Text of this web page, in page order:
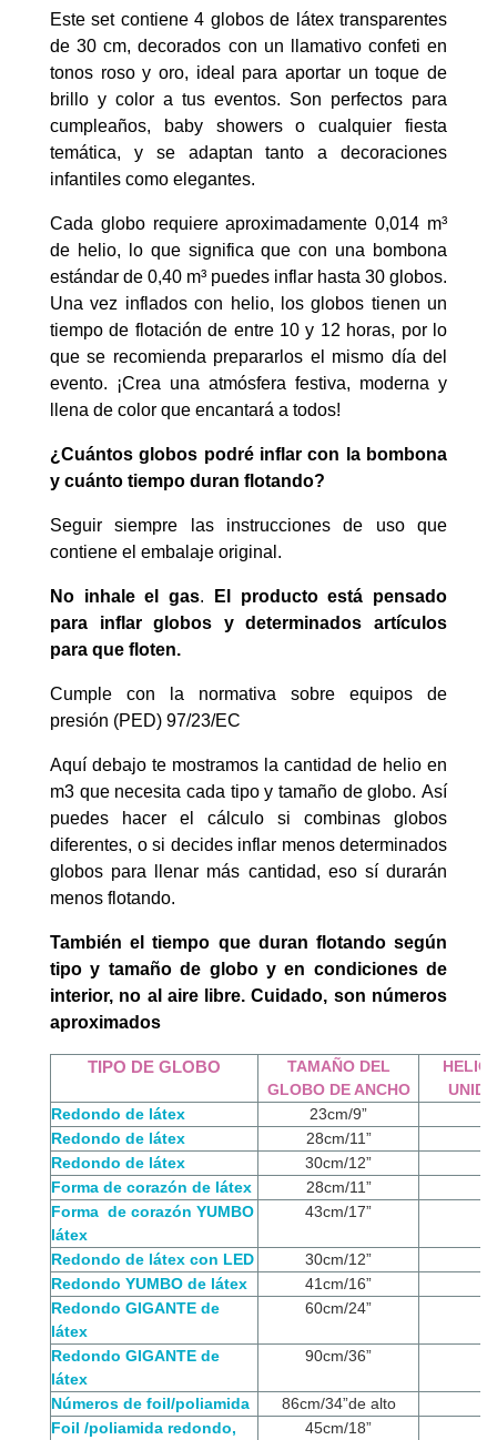
Este set contiene 4 globos de látex transparentes
de 30 cm, decorados con un llamativo confeti en
tonos roso y oro, ideal para aportar un toque de
brillo y color a tus eventos. Son perfectos para
cumpleaños, baby showers o cualquier fiesta
temática, y se adaptan tanto a decoraciones
infantiles como elegantes.
Cada globo requiere aproximadamente 0,014 m³
de helio, lo que significa que con una bombona
estándar de 0,40 m³ puedes inflar hasta 30 globos.
Una vez inflados con helio, los globos tienen un
tiempo de flotación de entre 10 y 12 horas, por lo
que se recomienda prepararlos el mismo día del
evento. ¡Crea una atmósfera festiva, moderna y
llena de color que encantará a todos!
¿Cuántos globos podré inflar con la bombona
y cuánto tiempo duran flotando?
Seguir siempre las instrucciones de uso que
contiene el embalaje original.
No inhale el gas.
El producto está pensado
para inflar globos y determinados artículos
para que floten.
Cumple con la normativa sobre equipos de
presión (PED) 97/23/EC
Aquí debajo te mostramos la cantidad de helio en
m3 que necesita cada tipo y tamaño de globo. Así
puedes hacer el cálculo si combinas globos
diferentes, o si decides inflar menos determinados
globos para llenar más cantidad, eso sí durarán
menos flotando.
También el tiempo que duran flotando según
tipo y tamaño de globo y en condiciones de
interior, no al aire libre. Cuidado, son números
aproximados
TIPO DE GLOBO
TAMAÑO DEL
GLOBO DE ANCHO
HELIO
Redondo de látex
23cm/9”
Redondo de látex
28cm/11”
Redondo de látex
30cm/12”
Forma de corazón de látex
28cm/11”
Forma de corazón YUMBO
látex
43cm/17”
Redondo de látex con LED
30cm/12”
Redondo YUMBO de látex
41cm/16”
Redondo GIGANTE de
látex
60cm/24”
Redondo GIGANTE de
látex
90cm/36”
Números de foil/poliamida
86cm/34”de alto
Foil /poliamida redondo,
45cm/18”